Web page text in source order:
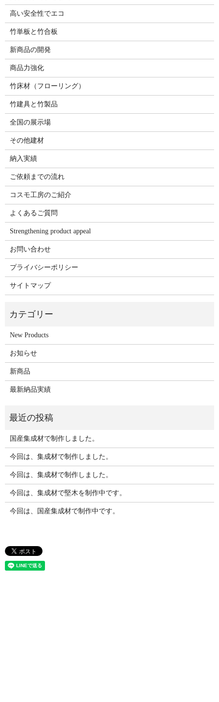
高い安全性でエコ
竹単板と竹合板
新商品の開発
商品力強化
竹床材（フローリング）
竹建具と竹製品
全国の展示場
その他建材
納入実績
ご依頼までの流れ
コスモ工房のご紹介
よくあるご質問
Strengthening product appeal
お問い合わせ
プライバシーポリシー
サイトマップ
New Products
お知らせ
新商品
最新納品実績
国産集成材で制作しました。
今回は、集成材で制作しました。
今回は、集成材で制作しました。
今回は、集成材で堅木を制作中です。
今回は、国産集成材で制作中です。